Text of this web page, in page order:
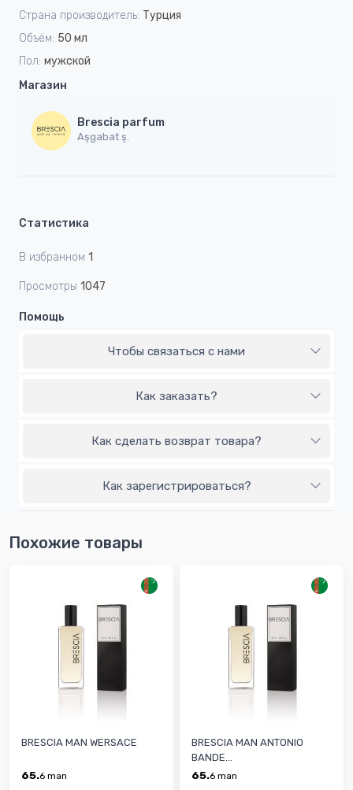
Страна производитель: Турция
Объём: 50 мл
Пол: мужской
Магазин
Brescia parfum
Aşgabat ş.
Статистика
В избранном 1
Просмотры 1047
Помощь
Чтобы связаться с нами
Как заказать?
Как сделать возврат товара?
Как зарегистрироваться?
Похожие товары
BRESCIA MAN WERSACE
65.6 man
BRESCIA MAN ANTONIO
BANDE...
65.6 man